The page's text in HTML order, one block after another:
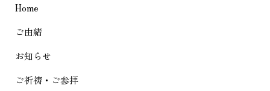
ー
シ
ョ
ン
Home
ご由緒
お知らせ
ご祈祷・ご参拝